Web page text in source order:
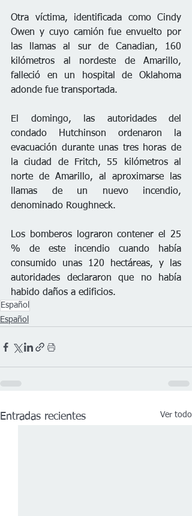
Otra víctima, identificada como Cindy
Owen y cuyo camión fue envuelto por
las llamas al sur de Canadian, 160
kilómetros al nordeste de Amarillo,
falleció en un hospital de Oklahoma
adonde fue transportada.
El domingo, las autoridades del
condado Hutchinson ordenaron la
evacuación durante unas tres horas de
la ciudad de Fritch, 55 kilómetros al
norte de Amarillo, al aproximarse las
llamas de un nuevo incendio,
denominado Roughneck.
Los bomberos lograron contener el 25
% de este incendio cuando había
consumido unas 120 hectáreas, y las
autoridades declararon que no había
habido daños a edificios.
Español
Español
Entradas recientes Ver todo